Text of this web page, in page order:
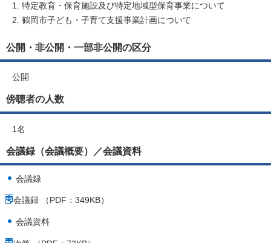
特定教育・保育施設及び特定地域型保育事業について
鶴岡市子ども・子育て支援事業計画について
公開・非公開・一部非公開の区分
公開
傍聴者の人数
1名
会議録（会議概要）／会議資料
会議録
会議録 （PDF：349KB）
会議資料